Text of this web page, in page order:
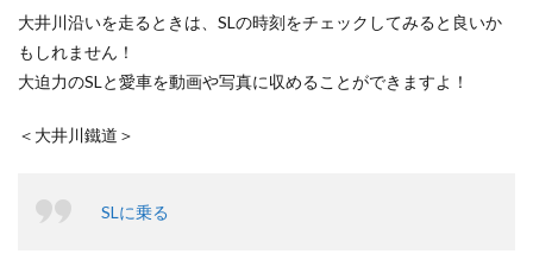
大井川沿いを走るときは、SLの時刻をチェックしてみると良いか
もしれません！
大迫力のSLと愛車を動画や写真に収めることができますよ！
＜大井川鐵道＞
SLに乗る